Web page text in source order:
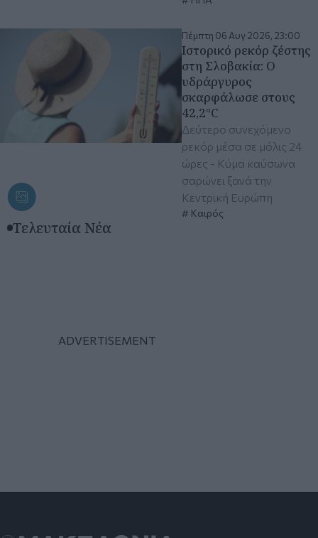
Πέμπτη 06 Αυγ 2026, 23:00
Ιστορικό ρεκόρ ζέστης
στη Σλοβακία: Ο
υδράργυρος
σκαρφάλωσε στους
42,2°C
Δεύτερο συνεχόμενο
ρεκόρ μέσα σε μόλις 24
ώρες - Κύμα καύσωνα
σαρώνει ξανά την
Κεντρική Ευρώπη
Καιρός
Τελευταία Νέα